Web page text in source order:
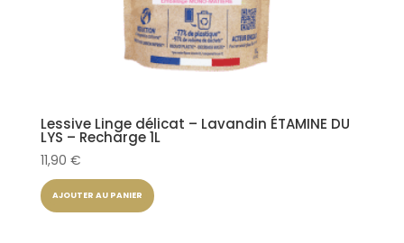
Lessive Linge délicat – Lavandin ÉTAMINE DU
LYS – Recharge 1L
11,90 €
AJOUTER AU PANIER